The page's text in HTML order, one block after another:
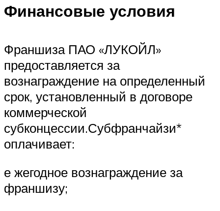
Финансовые условия
Франшиза ПАО «ЛУКОЙЛ»
предоставляется за
вознаграждение на определенный
срок, установленный в договоре
коммерческой
субконцессии.Субфранчайзи*
оплачивает:
е жегодное вознаграждение за
франшизу;